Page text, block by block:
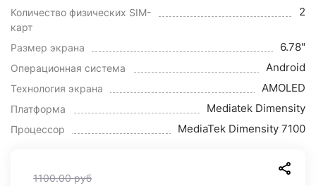
Количество физических SIM-
карт
2
Размер экрана 6.78"
Операционная система Android
Технология экрана AMOLED
Платформа Mediatek Dimensity
Процессор MediaTek Dimensity 7100
1100.00руб